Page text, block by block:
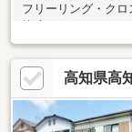
フリーリング・クロ
トな2LDKの間取り
すぐにお住まいい
高知県高